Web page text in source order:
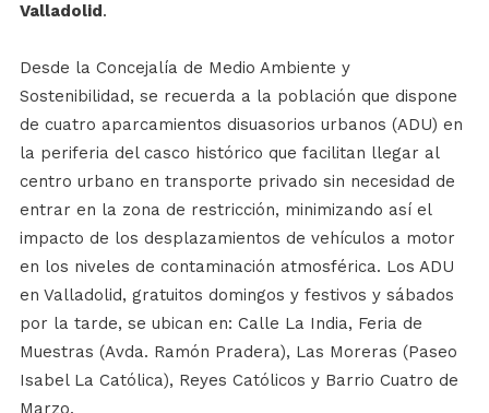
Valladolid.
Desde la Concejalía de Medio Ambiente y
Sostenibilidad, se recuerda a la población que dispone
de cuatro aparcamientos disuasorios urbanos (ADU) en
la periferia del casco histórico que facilitan llegar al
centro urbano en transporte privado sin necesidad de
entrar en la zona de restricción, minimizando así el
impacto de los desplazamientos de vehículos a motor
en los niveles de contaminación atmosférica. Los ADU
en Valladolid, gratuitos domingos y festivos y sábados
por la tarde, se ubican en: Calle La India, Feria de
Muestras (Avda. Ramón Pradera), Las Moreras (Paseo
Isabel La Católica), Reyes Católicos y Barrio Cuatro de
Marzo.